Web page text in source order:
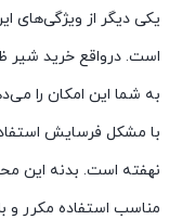
یکی دیگر از ویژگی‌های
به شما این امکان را
با مشکل فرسایش
نهفته است. بدنه این
مناسب استفاده مکرر و